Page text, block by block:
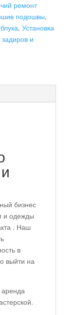
ремонт
подошвы,
, Установка
и
бизнес
и одежды
. Наш
в
выйти на
аренда